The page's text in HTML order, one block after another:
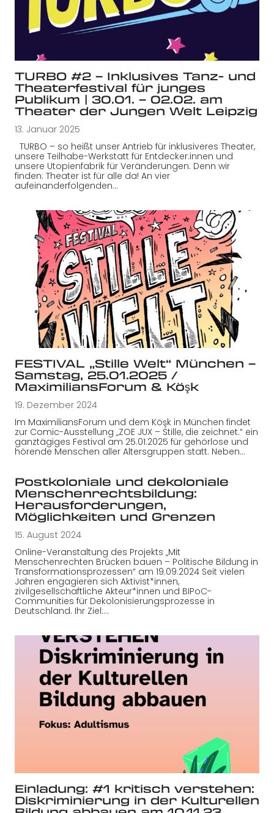
TURBO #2 – Inklusives Tanz- und
Theaterfestival für junges
Publikum | 30.01. – 02.02. am
Theater der Jungen Welt Leipzig
13. Januar 2025
TURBO – so heißt unser Antrieb für inklusiveres Theater,
unsere Teilhabe-Werkstatt für Entdecker:innen und
unsere Utopienfabrik für Veränderungen. Denn wir
finden: Theater ist für alle da! An vier
aufeinanderfolgenden…
FESTIVAL „Stille Welt“ München –
Samstag, 25.01.2025 /
MaximiliansForum & Köşk
19. Dezember 2024
Im MaximiliansForum und dem Köşk in München findet
zur Comic-Ausstellung „ZOE JUX – Stille, die zeichnet.“ ein
ganztägiges Festival am 25.01.2025 für gehörlose und
hörende Menschen aller Altersgruppen statt. Neben…
Postkoloniale und dekoloniale
Menschenrechtsbildung:
Herausforderungen,
Möglichkeiten und Grenzen
15. August 2024
Online-Veranstaltung des Projekts „Mit
Menschenrechten Brücken bauen – Politische Bildung in
Transformationsprozessen“ am 19.09.2024 Seit vielen
Jahren engagieren sich Aktivist*innen,
zivilgesellschaftliche Akteur*innen und BIPoC-
Communities für Dekolonisierungsprozesse in
Deutschland. Ihr Ziel:…
Einladung: #1 kritisch verstehen:
Diskriminierung in der Kulturellen